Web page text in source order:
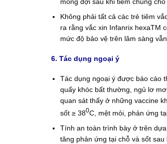
Không phải tất cả các trẻ tiêm
ra rằng vắc xin Infanrix hexaTM
mức độ bảo vệ trên lâm sàng
6. Tác dụng ngoại ý
Tác dụng ngoại ý được báo cáo
quấy khóc bất thường, ngủ lơ
quan sát thấy ở những vaccine
sốt ≥ 380C, mệt mỏi, phản ứng
Tính an toàn trình bày ở trên
tăng phản ứng tại chỗ và sốt